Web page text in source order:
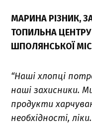
МАРИНА РІЗНИК,
ТОПИЛЬНА ЦЕНТРУ
ШПОЛЯНСЬКОЇ
“Наші хлопці
наші захисники.
продукти
необхідності,